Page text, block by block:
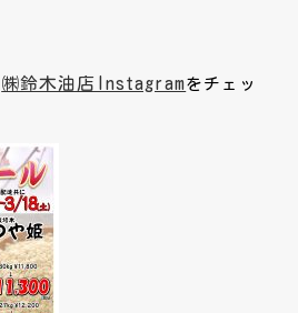
㈱鈴木油店Instagramをチェッ